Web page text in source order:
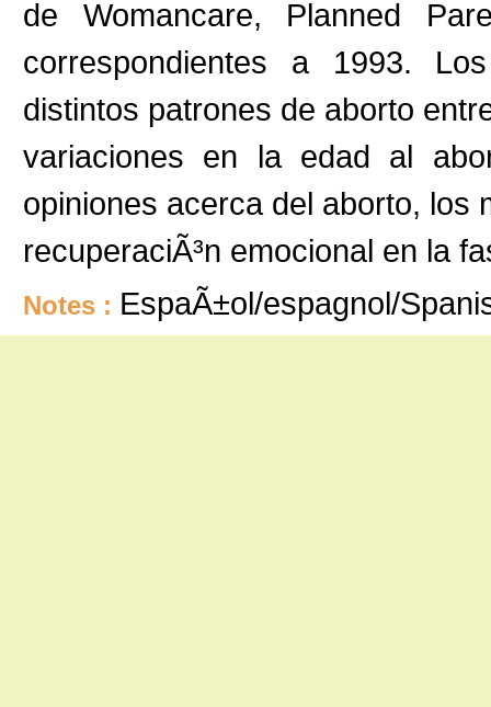
de Womancare, Planned
correspondientes a 1993.
distintos patrones de aborto
variaciones en la edad al
opiniones acerca del aborto, los
recuperaciÃ³n emocional en la
Notes : EspaÃ±ol/espagnol/